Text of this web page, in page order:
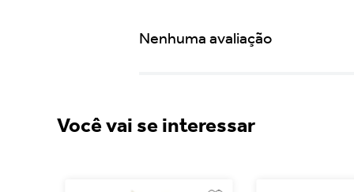
Nenhuma avaliação
Você vai se interessar